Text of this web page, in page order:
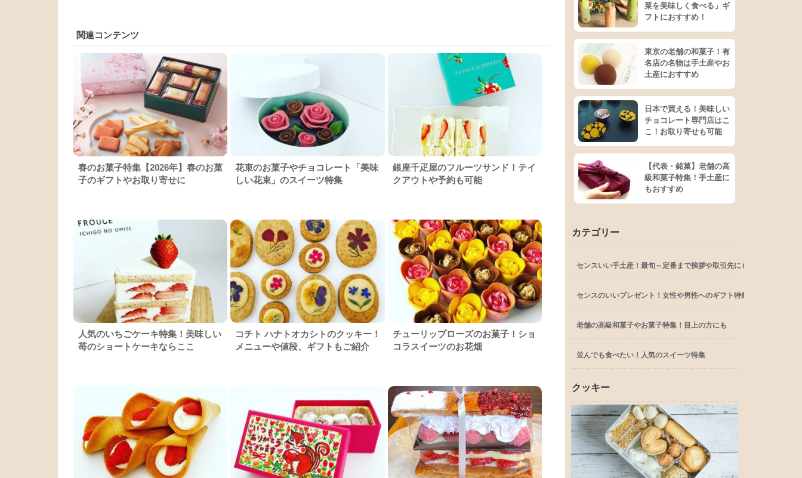
関連コンテンツ
春のお菓子特集【2026年】春のお菓
子のギフトやお取り寄せに
花束のお菓子やチョコレート「美味
しい花束」のスイーツ特集
銀座千疋屋のフルーツサンド！テイ
クアウトや予約も可能
人気のいちごケーキ特集！美味しい
苺のショートケーキならここ
コチト ハナトオカシトのクッキー！
メニューや値段、ギフトもご紹介
チューリップローズのお菓子！ショ
コラスイーツのお花畑
菜を美味しく食べる」ギ
フトにおすすめ！
東京の老舗の和菓子！有
名店の名物は手土産やお
土産におすすめ
日本で買える！美味しい
チョコレート専門店はこ
こ！お取り寄せも可能
【代表・銘菓】老舗の高
級和菓子特集！手土産に
もおすすめ
カテゴリー
センスいい手土産！最旬～定番まで挨拶や取引先にも
センスのいいプレゼント！女性や男性へのギフト特集
老舗の高級和菓子やお菓子特集！目上の方にも
並んでも食べたい！人気のスイーツ特集
クッキー